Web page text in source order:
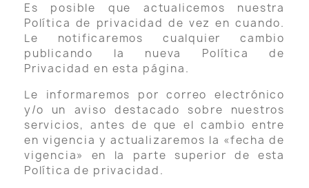
Es posible que actualicemos nuestra
Política de privacidad de vez en cuando.
Le notificaremos cualquier cambio
publicando la nueva Política de
Privacidad en esta página.
Le informaremos por correo electrónico
y/o un aviso destacado sobre nuestros
servicios, antes de que el cambio entre
en vigencia y actualizaremos la «fecha de
vigencia» en la parte superior de esta
Política de privacidad.